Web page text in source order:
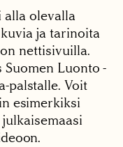
alla olevalla
ja tarinoita
nettisivuilla.
Luonto -
palstalle. Voit
esimerkiksi